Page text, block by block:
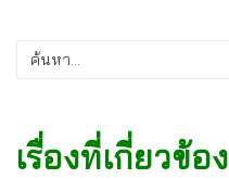
เรื่องที่เกี่ยวข้อง